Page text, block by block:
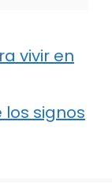
vivir en
los signos